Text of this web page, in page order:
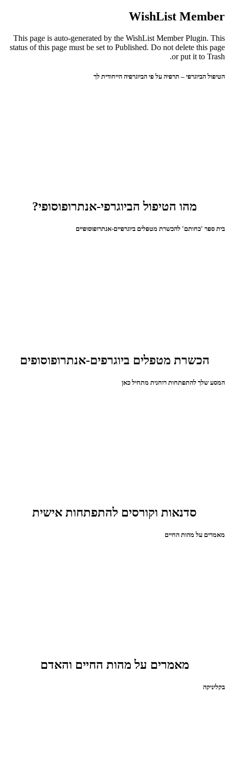
WishList Member
This page is auto-generated by the WishList Member Plugin. This
status of this page must be set to Published. Do not delete this page
or put it to Trash.
הטיפול הביוגרפי – תרפיה על פי הביוגרפיה הייחודית לך
מהו הטיפול הביוגרפי-אנתרופוסופי?
בית ספר 'כחותם' להכשרת מטפלים ביוגרפיים-אנתרופוסופיים
הכשרת מטפלים ביוגרפים-אנתרופוסופים
המסע שלך להתפתחות רוחנית מתחיל כאן
סדנאות וקורסים להתפתחות אישית
מאמרים על מהות החיים
מאמרים על מהות החיים והאדם
בקליניקה